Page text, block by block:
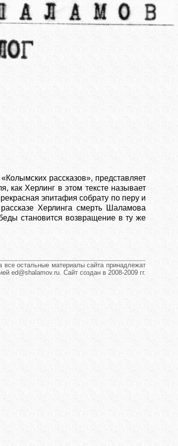
рассказов», представляет
как Херлинг в этом тексте называет
эпитафия собрату по перу и
Херлинга смерть Шаламова
становится возвращение в ту же
остальные материалы сайта принадлежат
ed@shalamov.ru. Сайт создан в 2008-2009 гг.